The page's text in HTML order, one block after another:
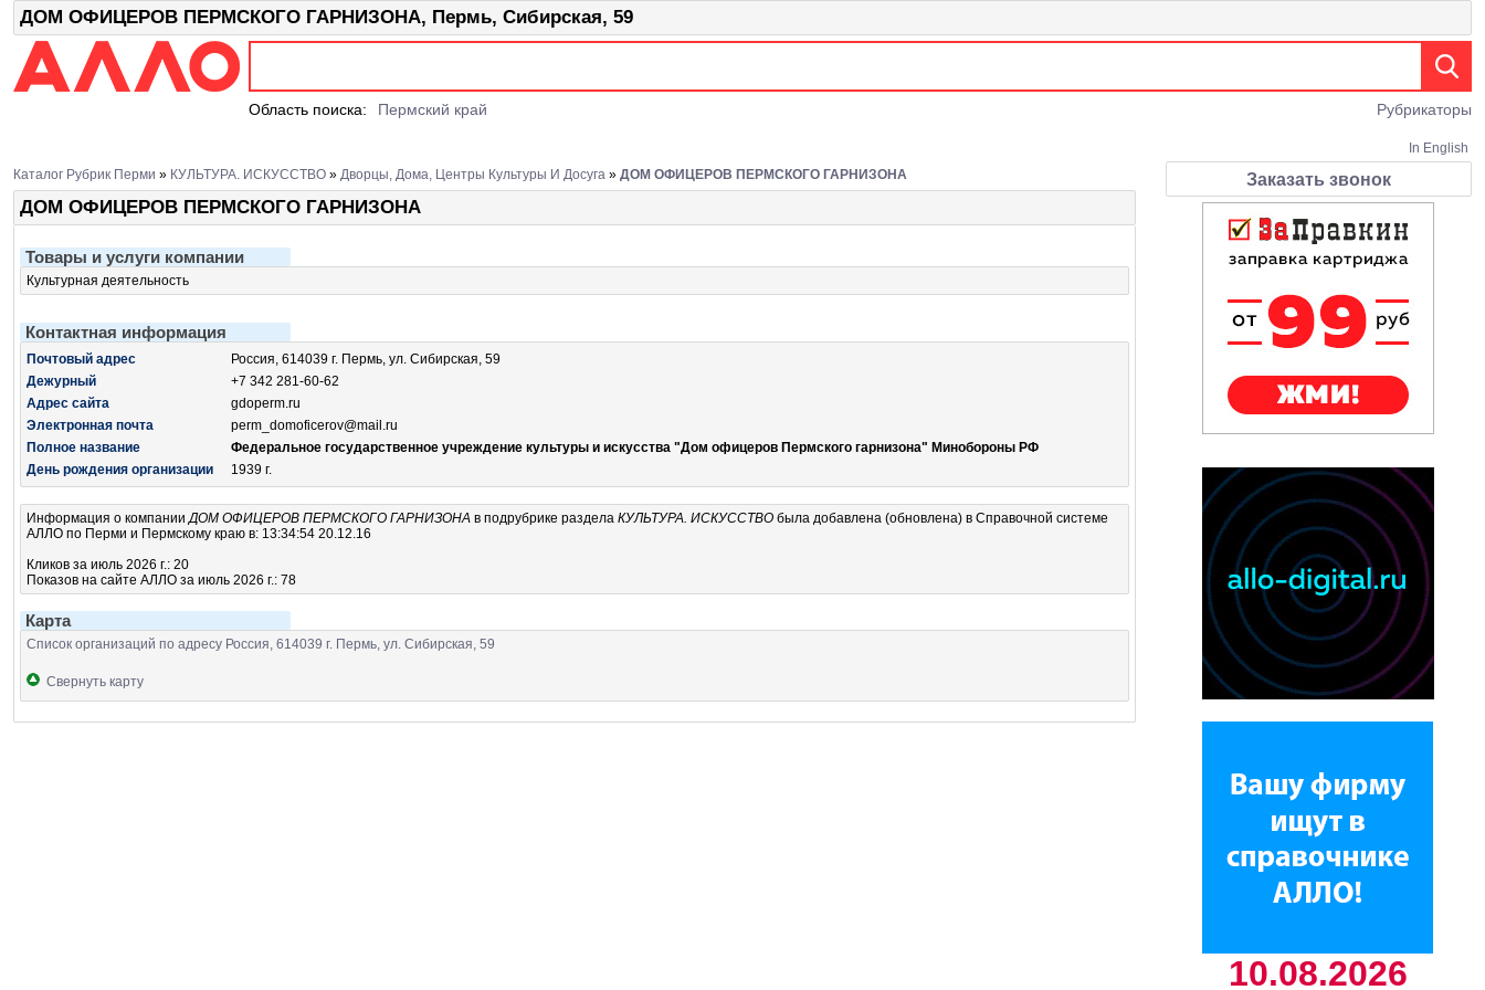
ДОМ ОФИЦЕРОВ ПЕРМСКОГО ГАРНИЗОНА, Пермь, Сибирская, 59
Рубрикаторы
Область поиска: Пермский край
In English
Каталог Рубрик Перми » КУЛЬТУРА. ИСКУССТВО » Дворцы, Дома, Центры Культуры И Досуга » ДОМ ОФИЦЕРОВ ПЕРМСКОГО ГАРНИЗОНА
ДОМ ОФИЦЕРОВ ПЕРМСКОГО ГАРНИЗОНА
Товары и услуги компании
Культурная деятельность
Контактная информация
Почтовый адрес
Россия, 614039 г. Пермь, ул. Сибирская, 59
Дежурный
+7 342 281-60-62
Адрес сайта
gdoperm.ru
Электронная почта
perm_domoficerov@mail.ru
Полное название
Федеральное государственное учреждение культуры и искусства "Дом офицеров Пермского гарнизона" Минобороны РФ
День рождения организации
1939 г.
Информация о компанииДОМ ОФИЦЕРОВ ПЕРМСКОГО ГАРНИЗОНА в подрубрике раздела КУЛЬТУРА. ИСКУССТВО была добавлена (обновлена) в Справочной системе
АЛЛО по Перми и Пермскому краю в: 13:34:54 20.12.16
Кликов за июль 2026 г.: 20
Показов на сайте АЛЛО за июль 2026 г.: 78
Карта
Список организаций по адресу Россия, 614039 г. Пермь, ул. Сибирская, 59
Свернуть карту
Заказать звонок
10.08.2026